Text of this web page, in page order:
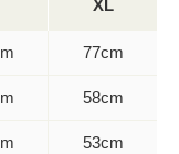
XL
77cm
58cm
53cm